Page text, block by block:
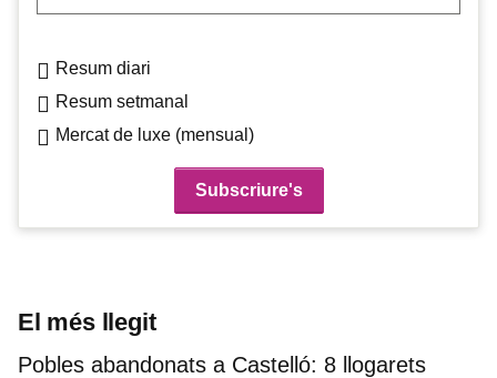
Resum diari
Resum setmanal
Mercat de luxe (mensual)
El més llegit
Pobles abandonats a Castelló: 8 llogarets